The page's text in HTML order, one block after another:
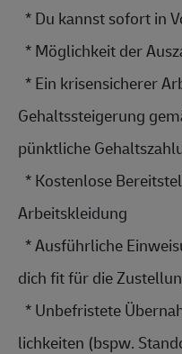
* Du kannst sofort in
* Möglichkeit der
* Ein krisensicherer
Gehaltssteigerung
pünktliche
* Kostenlose
Arbeitskleidung
dich fit für die
* Unbefristete
lichkeiten (bspw. S